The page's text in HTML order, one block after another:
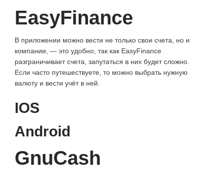
EasyFinance
В приложении можно вести не только свои счета, но и
компании, — это удобно, так как EasyFinance
разграничивает счета, запутаться в них будет сложно.
Если часто путешествуете, то можно выбрать нужную
валюту и вести учёт в ней.
IOS
Android
GnuCash